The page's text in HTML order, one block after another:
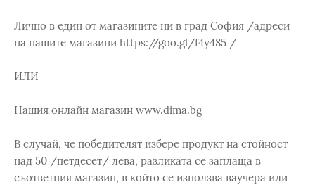
Лично в един от магазините ни в град София /адреси
на нашите магазини https://goo.gl/f4y485 /
ИЛИ
Нашия онлайн магазин www.dima.bg
В случай, че победителят избере продукт на стойност
над 50 /петдесет/ лева, разликата се заплаща в
съответния магазин, в който се използва ваучера или